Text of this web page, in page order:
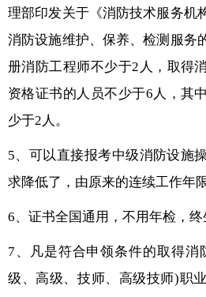
理部印发关于《消防技术服务机
消防设施维护、保养、检测服务
册消防工程师不少于2人，取得
资格证书的人员不少于6人，其
少于2人。
5、可以直接报考中级消防设施
求降低了，由原来的连续工作年
6、证书全国通用，不用年检，终
7、凡是符合申领条件的取得消
级、高级、技师、高级技师)职